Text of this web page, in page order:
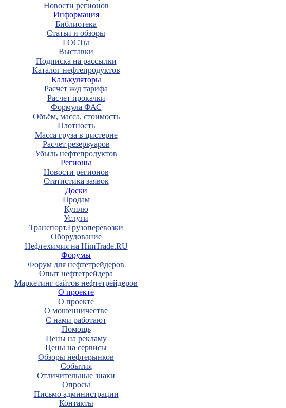
Новости регионов
Информация
Библиотека
Статьи и обзоры
ГОСТы
Выставки
Подписка на рассылки
Каталог нефтепродуктов
Калькуляторы
Расчет ж/д тарифа
Расчет прокачки
Формула ФАС
Объём, масса, стоимость
Плотность
Масса груза в цистерне
Расчет резервуаров
Убыль нефтепродуктов
Регионы
Новости регионов
Статистика заявок
Доски
Продам
Куплю
Услуги
Транспорт.Грузоперевозки
Оборудование
Нефтехимия на HimTrade.RU
Форумы
Форум для нефтетрейдеров
Опыт нефтетрейдера
Маркетинг сайтов нефтетрейдеров
О проекте
О проекте
О мошенничестве
С нами работают
Помощь
Цены на рекламу
Цены на сервисы
Обзоры нефтерынков
События
Отличительные знаки
Опросы
Письмо администрации
Контакты